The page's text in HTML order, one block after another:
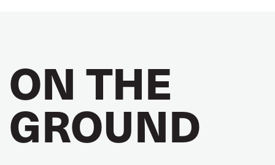
ON THE
GROUND